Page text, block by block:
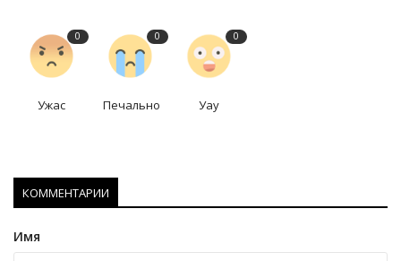
0
Ужас
0
Печально
0
Уау
КОММЕНТАРИИ
Имя